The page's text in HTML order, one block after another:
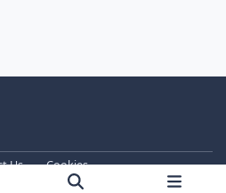
Us
Cookies
Powered byInvision Community